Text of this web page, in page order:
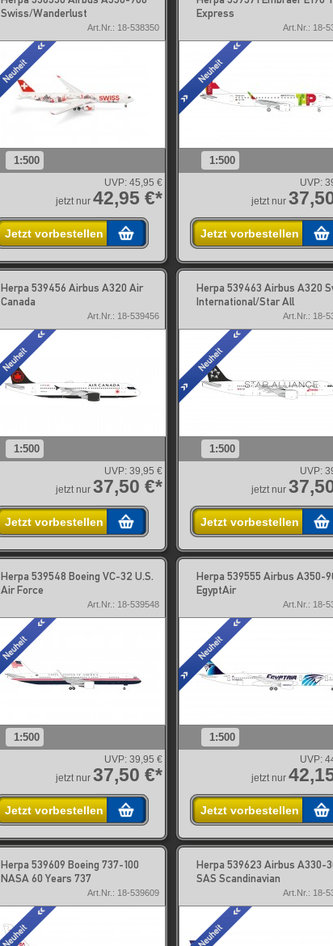
Swiss/Wanderlust
Art.Nr.: 18-538350
1:500
UVP: 45,95 €
jetzt nur 42,95 €*
Jetzt vorbestellen
Express
Art.Nr.: 18-
1:500
UVP:
jetzt nur
Jetzt vorbestellen
Herpa 539456 Airbus A320 Air
Canada
Art.Nr.: 18-539456
1:500
UVP: 39,95 €
jetzt nur 37,50 €*
Jetzt vorbestellen
Herpa 539463 Airbus A320
International/Star All
Art.Nr.: 18-
1:500
UVP:
jetzt nur
Jetzt vorbestellen
Herpa 539548 Boeing VC-32 U.S.
Air Force
Art.Nr.: 18-539548
1:500
UVP: 39,95 €
jetzt nur 37,50 €*
Jetzt vorbestellen
Herpa 539555 Airbus A350-
EgyptAir
Art.Nr.: 18-
1:500
UVP:
jetzt nur
Jetzt vorbestellen
Herpa 539609 Boeing 737-100
NASA 60 Years 737
Art.Nr.: 18-539609
Herpa 539623 Airbus A330-
SAS Scandinavian
Art.Nr.: 18-